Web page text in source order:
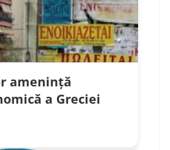
amenință
a Greciei